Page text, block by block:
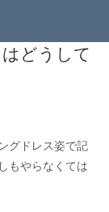
どうして
グドレス姿で記
もやらなくては